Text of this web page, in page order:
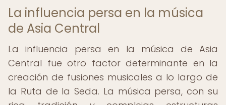
La influencia persa en la música
de Asia Central
La influencia persa en la música de Asia
Central fue otro factor determinante en la
creación de fusiones musicales a lo largo de
la Ruta de la Seda. La música persa, con su